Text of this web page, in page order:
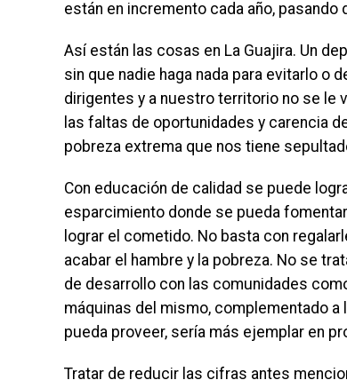
están en incremento cada año, pasando
Así están las cosas en La Guajira. Un
sin que nadie haga nada para evitarlo o
dirigentes y a nuestro territorio no se le
las faltas de oportunidades y carencia
pobreza extrema que nos tiene
Con educación de calidad se puede
esparcimiento donde se pueda
lograr el cometido. No basta con
acabar el hambre y la pobreza. No se
de desarrollo con las comunidades
máquinas del mismo, complementado
pueda proveer, sería más ejemplar en
Tratar de reducir las cifras antes